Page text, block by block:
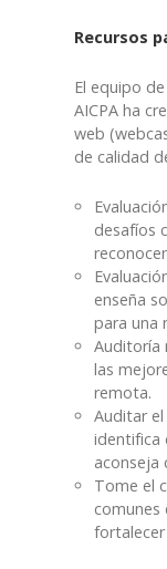
Recursos
El equipo
AICPA ha
web
de calidad
desafíos
enseña
para una
Auditoría
las
remota.
Auditar
identifica
aconseja
Tome el
comunes